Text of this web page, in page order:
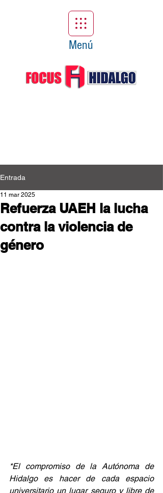
Menú
Entrada
Refuerza UAEH la lucha
contra la violencia de
género
11 mar 2025
*El compromiso de la Autónoma de
Hidalgo es hacer de cada espacio
universitario un lugar seguro y libre de